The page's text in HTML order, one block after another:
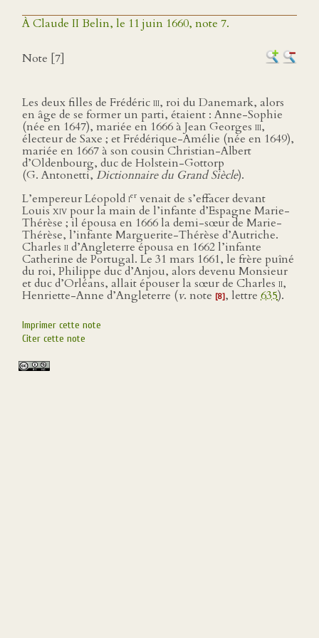
À Claude II Belin, le 11 juin 1660, note 7.
Note [7]
Les deux filles de Frédériciii, roi du Danemark, alors
en âge de se former un parti, étaient : Anne-Sophie
(née en 1647), mariée en 1666 à Jean Georges iii,
électeur de Saxe ; et Frédérique-Amélie (née en 1649),
mariée en 1667 à son cousin Christian-Albert
d’Oldenbourg, duc de Holstein-Gottorp
(G. Antonetti, Dictionnaire du Grand Siècle).
L’empereur Léopoldier venait de s’effacer devant
Louisxivpour la main de l’infante d’Espagne Marie-
Thérèse ; il épousa en 1666 la demi-sœur de Marie-
Thérèse, l’infante Marguerite-Thérèse d’Autriche.
Charles iid’Angleterre épousa en 1662 l’infante
Catherine de Portugal. Le 31 mars 1661, le frère puîné
du roi, Philippe duc d’Anjou, alors devenu Monsieur
et duc d’Orléans, allait épouser la sœur de Charles ii,
Henriette-Anne d’Angleterre (v. note [8], lettre 635).
Imprimer cette note
Citer cette note